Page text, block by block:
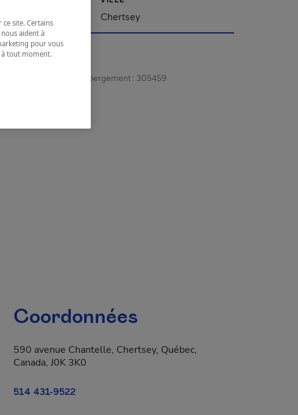
Chertsey
d’enregistrement d’hébergement : 305459
Coordonnées
590 avenue Chantelle, Chertsey, Québec,
Canada, J0K 3K0
514 431-9522
site. Certains
aident à
pour vous
à tout moment.